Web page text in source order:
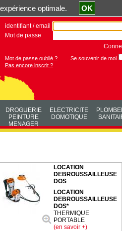
identifiant / email
Mot de passe
Mot de passe oublié ?
Se souvenir de moi
Pas encore inscrit ?
DROGUERIE
PEINTURE
MENAGER
ELECTRICITE
DOMOTIQUE
LOCATION
DEBROUSSAILLEUSE
DOS
LOCATION
DEBROUSSAILLEUSE
DOS*
THERMIQUE
PORTABLE
(en savoir +)
expérience optimale. OK